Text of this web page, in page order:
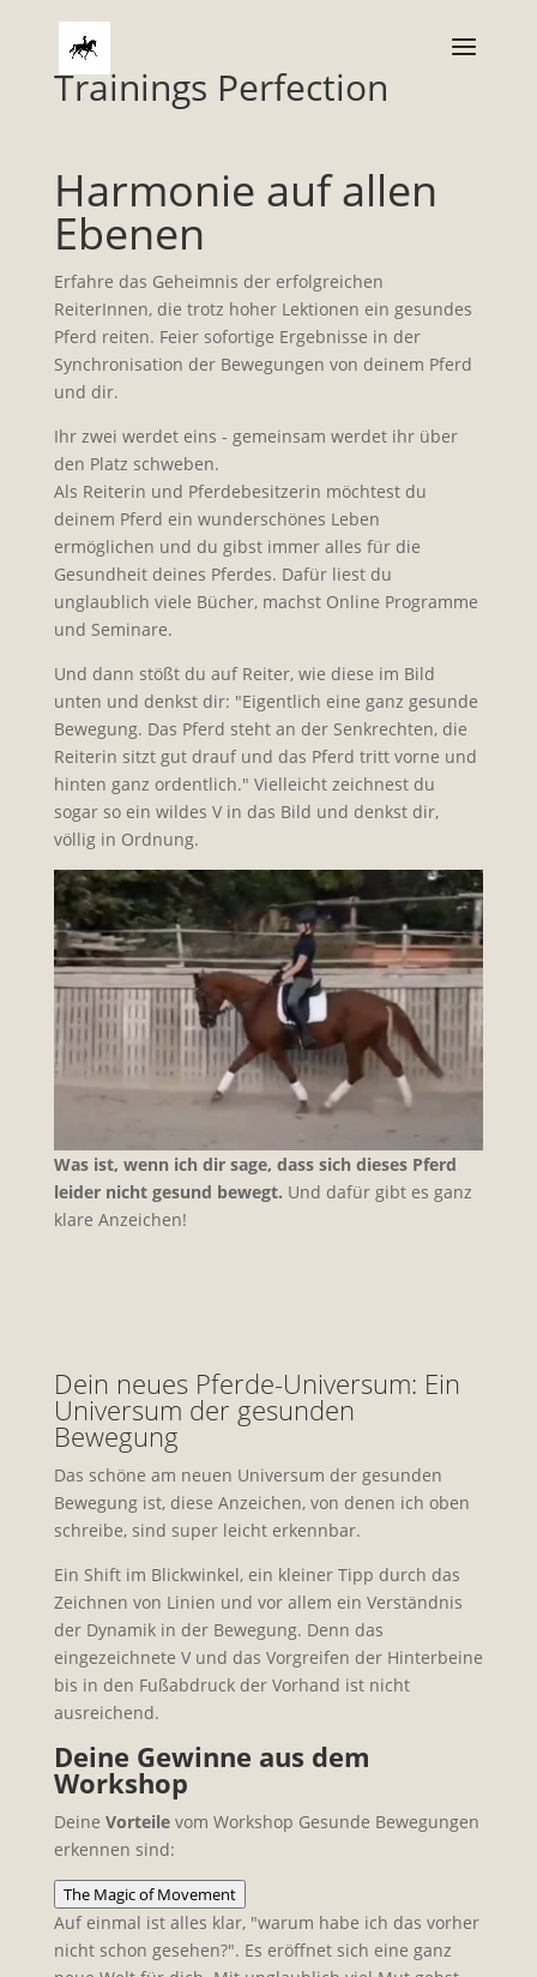
Trainings Perfection
Harmonie auf allen
Ebenen
Erfahre das Geheimnis der erfolgreichen
ReiterInnen, die trotz hoher Lektionen ein gesundes
Pferd reiten. Feier sofortige Ergebnisse in der
Synchronisation der Bewegungen von deinem Pferd
und dir.
Ihr zwei werdet eins - gemeinsam werdet ihr über
den Platz schweben.
Als Reiterin und Pferdebesitzerin möchtest du
deinem Pferd ein wunderschönes Leben
ermöglichen und du gibst immer alles für die
Gesundheit deines Pferdes. Dafür liest du
unglaublich viele Bücher, machst Online Programme
und Seminare.
Und dann stößt du auf Reiter, wie diese im Bild
unten und denkst dir: "Eigentlich eine ganz gesunde
Bewegung. Das Pferd steht an der Senkrechten, die
Reiterin sitzt gut drauf und das Pferd tritt vorne und
hinten ganz ordentlich." Vielleicht zeichnest du
sogar so ein wildes V in das Bild und denkst dir,
völlig in Ordnung.
Was ist, wenn ich dir sage, dass sich dieses Pferd
leider nicht gesund bewegt. Und dafür gibt es ganz
klare Anzeichen!
Dein neues Pferde-Universum: Ein
Universum der gesunden
Bewegung
Das schöne am neuen Universum der gesunden
Bewegung ist, diese Anzeichen, von denen ich oben
schreibe, sind super leicht erkennbar.
Ein Shift im Blickwinkel, ein kleiner Tipp durch das
Zeichnen von Linien und vor allem ein Verständnis
der Dynamik in der Bewegung. Denn das
eingezeichnete V und das Vorgreifen der Hinterbeine
bis in den Fußabdruck der Vorhand ist nicht
ausreichend.
Deine Gewinne aus dem
Workshop
Deine Vorteilevom Workshop Gesunde Bewegungen
erkennen sind:
The Magic of Movement
Auf einmal ist alles klar, "warum habe ich das vorher
nicht schon gesehen?". Es eröffnet sich eine ganz